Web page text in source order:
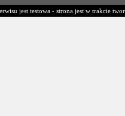
jest testowa - strona jest w trakcie